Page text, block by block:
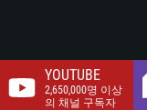
YOUTUBE
2,650,000명 이상
의 채널 구독자